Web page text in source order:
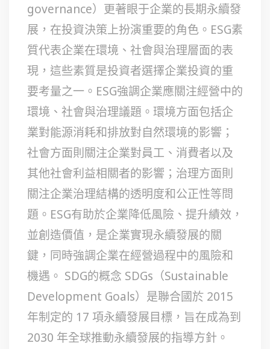
governance）更著眼于企業的長期永續發
展，在投資決策上扮演重要的角色。ESG素
質代表企業在環境、社會與治理層面的表
現，這些素質是投資者選擇企業投資的重
要考量之一。ESG強調企業應關注經營中的
環境、社會與治理議題。環境方面包括企
業對能源消耗和排放對自然環境的影響；
社會方面則關注企業對員工、消費者以及
其他社會利益相關者的影響；治理方面則
關注企業治理結構的透明度和公正性等問
題。ESG有助於企業降低風險、提升績效，
並創造價值，是企業實現永續發展的關
鍵，同時強調企業在經營過程中的風險和
機遇。 SDG的概念 SDGs（Sustainable
Development Goals）是聯合國於 2015
年制定的 17 項永續發展目標，旨在成為到
2030 年全球推動永續發展的指導方針。